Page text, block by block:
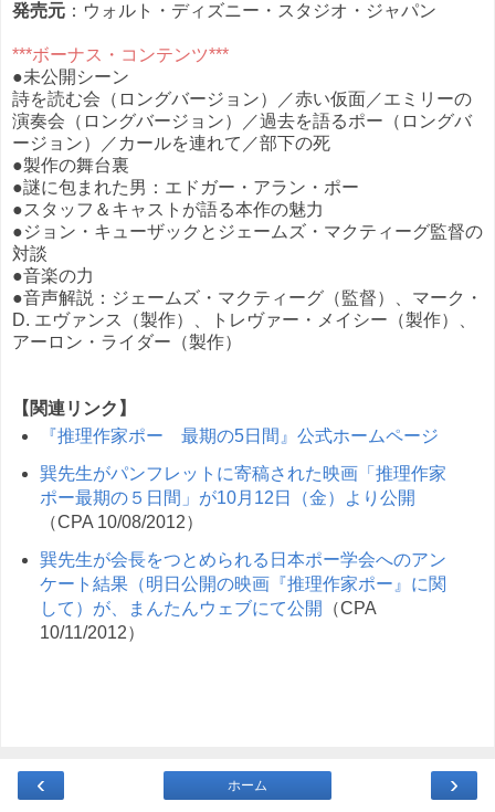
発売元 ：ウォルト・ディズニー・スタジオ・ジャパン
***ボーナス・コンテンツ***
●未公開シーン
詩を読む会（ロングバージョン）／赤い仮面／エミリーの
演奏会（ロングバージョン）／過去を語るポー（ロングバ
ージョン）／カールを連れて／部下の死
●製作の舞台裏
●謎に包まれた男：エドガー・アラン・ポー
●スタッフ＆キャストが語る本作の魅力
●ジョン・キューザックとジェームズ・マクティーグ監督の
対談
●音楽の力
●音声解説：ジェームズ・マクティーグ（監督）、マーク・
D. エヴァンス（製作）、トレヴァー・メイシー（製作）、
アーロン・ライダー（製作）
【関連リンク】
『推理作家ポー 最期の5日間』公式ホームページ
巽先生がパンフレットに寄稿された映画「推理作家
ポー最期の５日間」が10月12日（金）より公開
（CPA 10/08/2012）
巽先生が会長をつとめられる日本ポー学会へのアン
ケート結果（明日公開の映画『推理作家ポー』に関
して）が、まんたんウェブにて公開 （CPA
10/11/2012）
‹ ›
ホーム